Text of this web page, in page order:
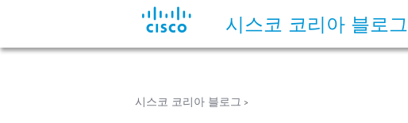
시스코 코리아 블로그
시스코 코리아 블로그 >